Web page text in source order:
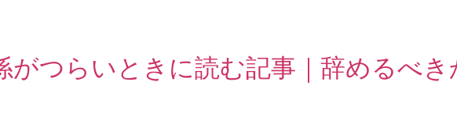
がつらいときに読む記事｜辞めるべ